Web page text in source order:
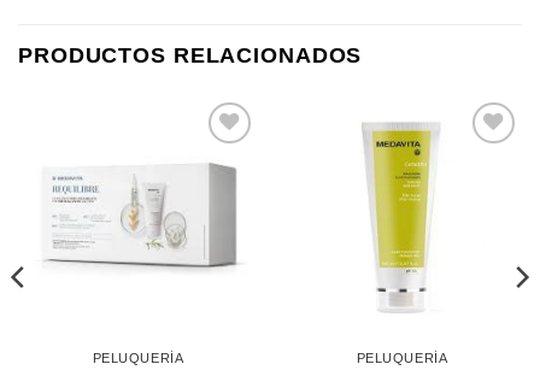
PRODUCTOS RELACIONADOS
Añadir
deseos
PELUQUERÍA PELUQUERÍA